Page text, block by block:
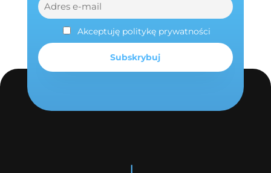
Akceptuję politykę prywatności